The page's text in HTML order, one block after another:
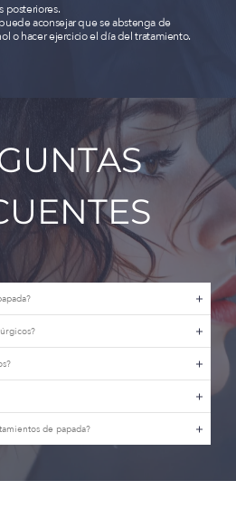
posteriores.
aconsejar que se abstenga de
o hacer ejercicio el día del tratamiento.
de papada?